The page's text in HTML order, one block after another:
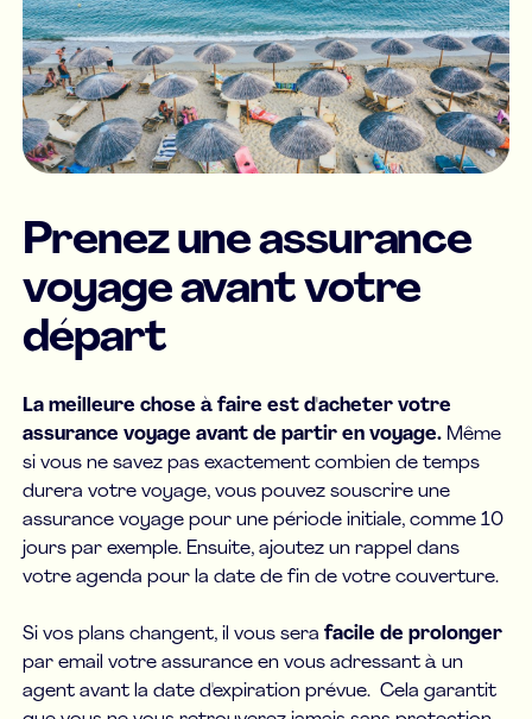
Prenez une assurance
voyage avant votre
départ
La meilleure chose à faire est d'acheter votre
assurance voyage avant de partir en voyage. Même
si vous ne savez pas exactement combien de temps
durera votre voyage, vous pouvez souscrire une
assurance voyage pour une période initiale, comme 10
jours par exemple. Ensuite, ajoutez un rappel dans
votre agenda pour la date de fin de votre couverture.
Si vos plans changent, il vous sera facile de prolonger
par email votre assurance en vous adressant à un
agent avant la date d'expiration prévue. Cela garantit